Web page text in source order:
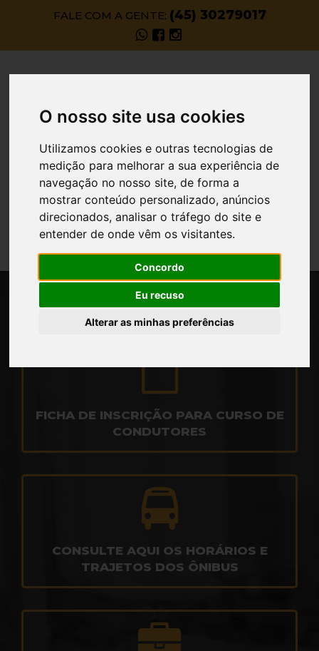
O nosso site usa cookies
Utilizamos cookies e outras tecnologias de
medição para melhorar a sua experiência de
navegação no nosso site, de forma a
mostrar conteúdo personalizado, anúncios
direcionados, analisar o tráfego do site e
entender de onde vêm os visitantes.
Concordo
Eu recuso
Alterar as minhas preferências
FALE COM A GENTE: (45) 30279017
Facebook
TARIFAS / PREÇOS
FICHA DE INSCRIÇÃO PARA CURSO DE
CONDUTORES
CONSULTE AQUI OS HORÁRIOS E
TRAJETOS DOS ÔNIBUS